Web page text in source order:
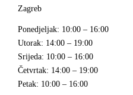
Zagreb
Ponedjeljak: 10:00 – 16:00
Utorak: 14:00 – 19:00
Srijeda: 10:00 – 16:00
Četvrtak: 14:00 – 19:00
Petak: 10:00 – 16:00